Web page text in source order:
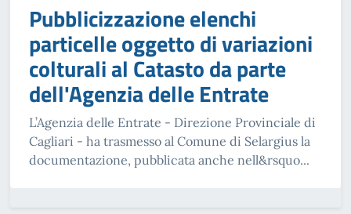
Pubblicizzazione elenchi
particelle oggetto di variazioni
colturali al Catasto da parte
dell'Agenzia delle Entrate
L’Agenzia delle Entrate - Direzione Provinciale di
Cagliari - ha trasmesso al Comune di Selargius la
documentazione, pubblicata anche nell&rsquo...